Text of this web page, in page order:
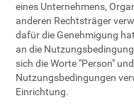
eines Unternehmens,
anderen Rechtsträger
dafür die Genehmigung
an die
sich die Worte "Person"
Nutzungsbedingungen
Einrichtung.